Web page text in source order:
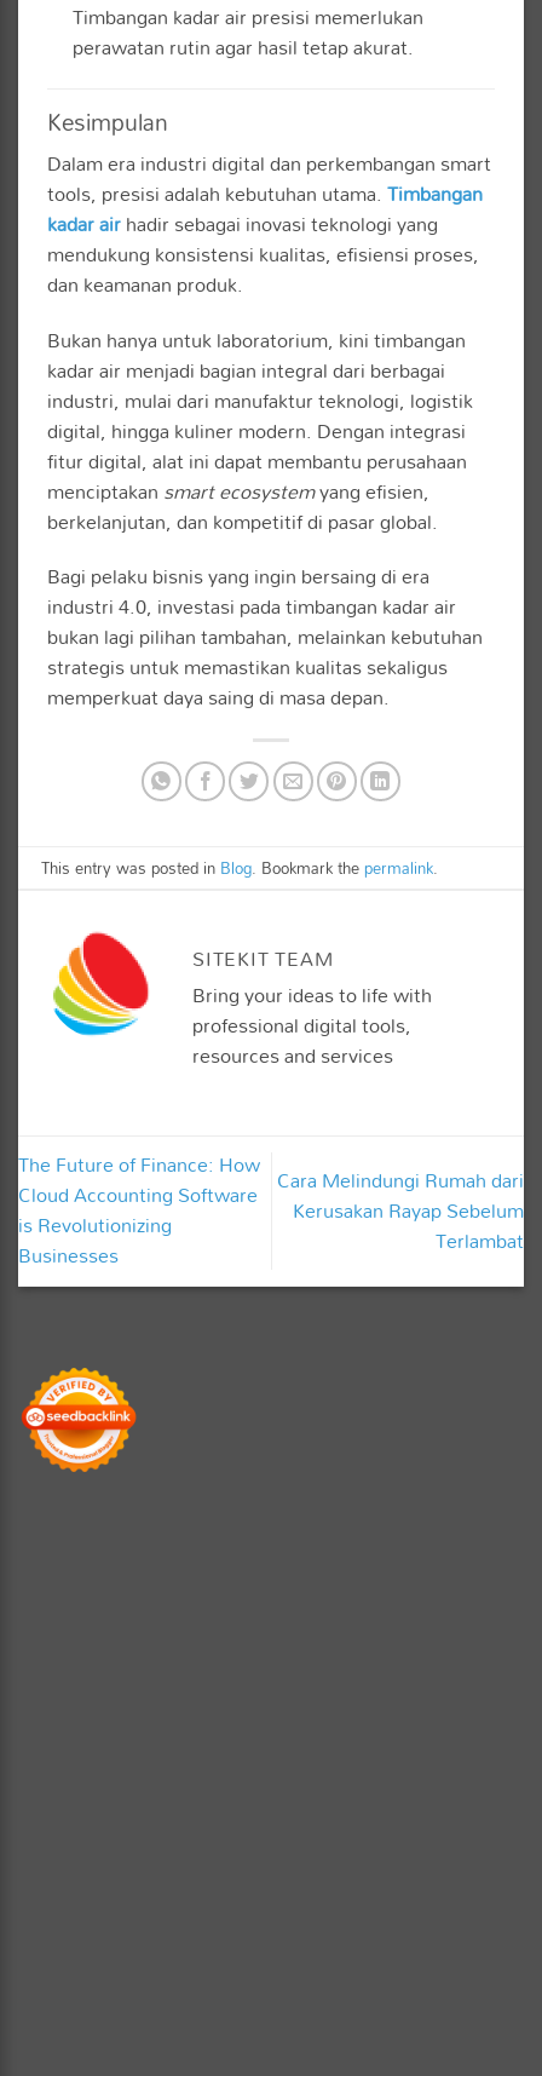
Timbangan kadar air presisi memerlukan
perawatan rutin agar hasil tetap akurat.
Kesimpulan
Dalam era industri digital dan perkembangan smart
tools, presisi adalah kebutuhan utama.Timbangan
kadar airhadir sebagai inovasi teknologi yang
mendukung konsistensi kualitas, efisiensi proses,
dan keamanan produk.
Bukan hanya untuk laboratorium, kini timbangan
kadar air menjadi bagian integral dari berbagai
industri, mulai dari manufaktur teknologi, logistik
digital, hingga kuliner modern. Dengan integrasi
fitur digital, alat ini dapat membantu perusahaan
menciptakansmart ecosystemyang efisien,
berkelanjutan, dan kompetitif di pasar global.
Bagi pelaku bisnis yang ingin bersaing di era
industri 4.0, investasi pada timbangan kadar air
bukan lagi pilihan tambahan, melainkan kebutuhan
strategis untuk memastikan kualitas sekaligus
memperkuat daya saing di masa depan.
This entry was posted inBlog. Bookmark thepermalink.
SITEKIT TEAM
Bring your ideas to life with
professional digital tools,
resources and services
The Future of Finance: How
Cloud Accounting Software
is Revolutionizing
Businesses
Cara Melindungi Rumah dari
Kerusakan Rayap Sebelum
Terlambat